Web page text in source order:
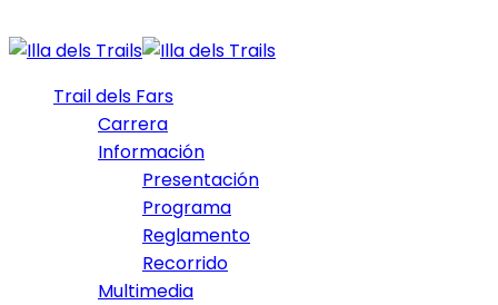
Trail dels Fars
Carrera
Información
Presentación
Programa
Reglamento
Recorrido
Multimedia